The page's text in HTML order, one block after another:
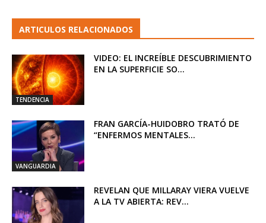
ARTICULOS RELACIONADOS
TENDENCIA
VIDEO: EL INCREÍBLE DESCUBRIMIENTO
EN LA SUPERFICIE SO...
VANGUARDIA
FRAN GARCÍA-HUIDOBRO TRATÓ DE
“ENFERMOS MENTALES...
REVELAN QUE MILLARAY VIERA VUELVE
A LA TV ABIERTA: REV...